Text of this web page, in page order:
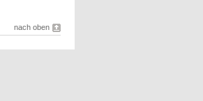
nach oben